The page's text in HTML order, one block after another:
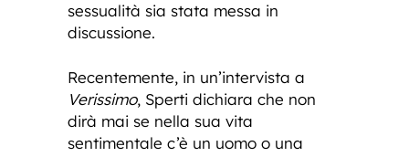
sessualità sia stata messa in
discussione.
Recentemente, in un’intervista a
Verissimo, Sperti dichiara che non
dirà mai se nella sua vita
sentimentale c’è un uomo o una